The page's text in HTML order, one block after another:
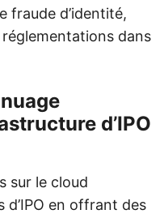
fraude d’identité,
dans
d’IPO
sur le cloud
en offrant des